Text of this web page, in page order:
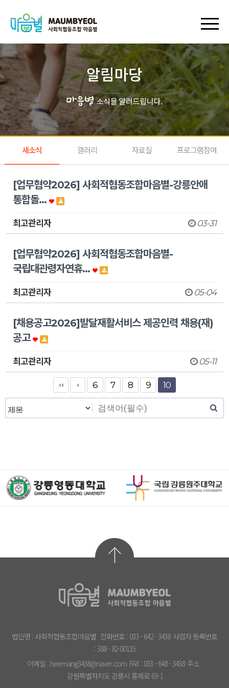
새소식 갤러리 자료실 프로그램참여
[업무협약2026] 사회적협동조합마음별-강릉안애
통합돌…
최고관리자 03-31
[업무협약2026] 사회적협동조합마음별-
국립대관령자연휴…
최고관리자 05-04
[채용공고2026]발달재활서비스 제공인력 채용(재)
공고
최고관리자 05-11
6 7 8 9 10
법인명 : 사회적협동조합마음별 전화번호 : 033 - 642 - 3438 사업자 등록번호
: 388 - 82-00115
이메일 : heemang3438@naver.com FAX : 033 - 648 - 3438 주소 :
강원특별자치도 강릉시 홍제로 63-1